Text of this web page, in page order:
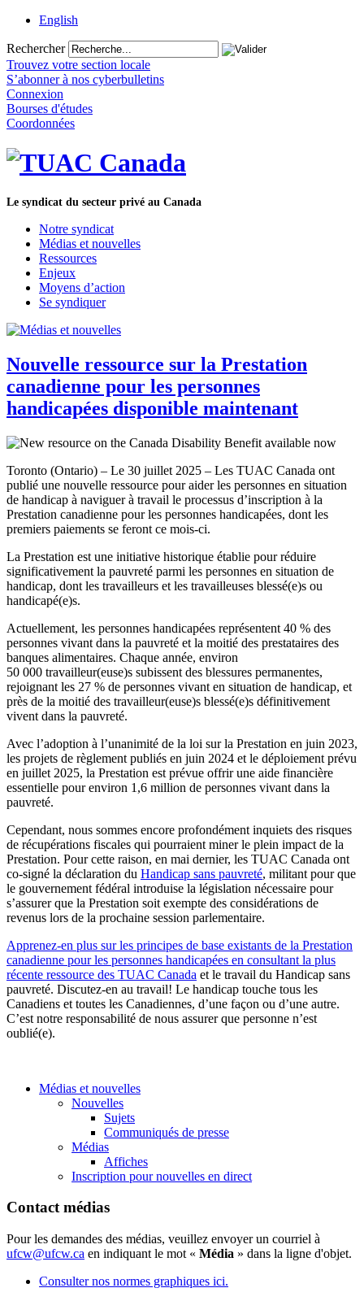
English
Rechercher
Trouvez votre section locale
S’abonner à nos cyberbulletins
Connexion
Bourses d'études
Coordonnées
Le syndicat du secteur privé au Canada
Notre syndicat
Médias et nouvelles
Ressources
Enjeux
Moyens d’action
Se syndiquer
Nouvelle ressource sur la Prestation
canadienne pour les personnes
handicapées disponible maintenant
Toronto (Ontario) – Le 30 juillet 2025 – Les TUAC Canada ont
publié une nouvelle ressource pour aider les personnes en situation
de handicap à naviguer à travail le processus d’inscription à la
Prestation canadienne pour les personnes handicapées, dont les
premiers paiements se feront ce mois-ci.
La Prestation est une initiative historique établie pour réduire
significativement la pauvreté parmi les personnes en situation de
handicap, dont les travailleurs et les travailleuses blessé(e)s ou
handicapé(e)s.
Actuellement, les personnes handicapées représentent 40 % des
personnes vivant dans la pauvreté et la moitié des prestataires des
banques alimentaires. Chaque année, environ
50 000 travailleur(euse)s subissent des blessures permanentes,
rejoignant les 27 % de personnes vivant en situation de handicap, et
près de la moitié des travailleur(euse)s blessé(e)s définitivement
vivent dans la pauvreté.
Avec l’adoption à l’unanimité de la loi sur la Prestation en juin 2023,
les projets de règlement publiés en juin 2024 et le déploiement prévu
en juillet 2025, la Prestation est prévue offrir une aide financière
essentielle pour environ 1,6 million de personnes vivant dans la
pauvreté.
Cependant, nous sommes encore profondément inquiets des risques
de récupérations fiscales qui pourraient miner le plein impact de la
Prestation. Pour cette raison, en mai dernier, les TUAC Canada ont
co-signé la déclaration du Handicap sans pauvreté, militant pour que
le gouvernement fédéral introduise la législation nécessaire pour
s’assurer que la Prestation soit exempte des considérations de
revenus lors de la prochaine session parlementaire.
Apprenez-en plus sur les principes de base existants de la Prestation
canadienne pour les personnes handicapées en consultant la plus
récente ressource des TUAC Canada et le travail du Handicap sans
pauvreté. Discutez-en au travail! Le handicap touche tous les
Canadiens et toutes les Canadiennes, d’une façon ou d’une autre.
C’est notre responsabilité de nous assurer que personne n’est
oublié(e).
Médias et nouvelles
Nouvelles
Sujets
Communiqués de presse
Médias
Affiches
Inscription pour nouvelles en direct
Contact médias
Pour les demandes des médias, veuillez envoyer un courriel à
ufcw@ufcw.ca en indiquant le mot « Média » dans la ligne d'objet.
Consulter nos normes graphiques ici.